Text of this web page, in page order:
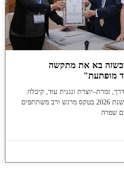
בא את מתקשה
מופתעת"
זמרת–יוצרת ונגנית עוּד, קיבלה
השבוע את "אות החלוצים" לשנת 2026 בטקס מרגש ורב משתתפים
שפרה